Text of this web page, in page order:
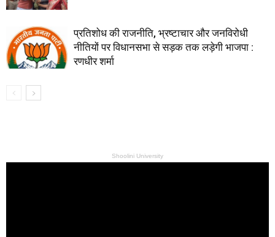
प्रतिशोध की राजनीति, भ्रष्टाचार और जनविरोधी
नीतियों पर विधानसभा से सड़क तक लड़ेगी भाजपा :
रणधीर शर्मा
Shoolini University